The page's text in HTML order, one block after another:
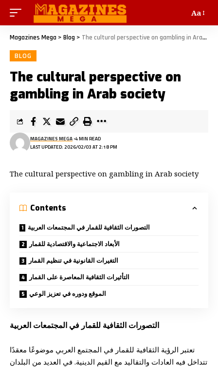
Aa
Magazines Mega > Blog > The cultural perspective on gambling in Arab society
BLOG
The cultural perspective on
gambling in Arab society
LAST UPDATED: 2026/02/03 AT 2:18 PM
MAGAZINES MEGA 4 MIN READ
The cultural perspective on gambling in Arab society
Contents
التصورات الثقافية للقمار في المجتمعات العربية
الأبعاد الاجتماعية والاقتصادية للقمار
التغيرات القانونية في تنظيم القمار
التأثيرات الثقافية المعاصرة على القمار
الموقع ودوره في تعزيز الوعي
التصورات الثقافية للقمار في المجتمعات العربية
تعتبر الرؤية الثقافية للقمار في المجتمع العربي موضوعًا معقدًا
تتداخل فيه العادات والتقاليد مع القيم الدينية. في العديد من البلدان